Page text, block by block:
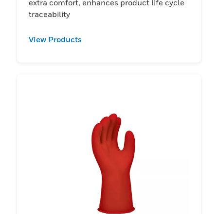
extra comfort, enhances product life cycle
traceability
View Products